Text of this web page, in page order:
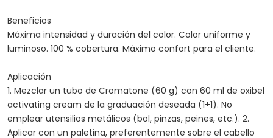
Beneficios
Máxima intensidad y duración del color. Color uniforme y
luminoso. 100 % cobertura. Máximo confort para el cliente.
Aplicación
1. Mezclar un tubo de Cromatone (60 g) con 60 ml de oxibel
activating cream de la graduación deseada (1+1). No
emplear utensilios metálicos (bol, pinzas, peines, etc.). 2.
Aplicar con un paletina, preferentemente sobre el cabello